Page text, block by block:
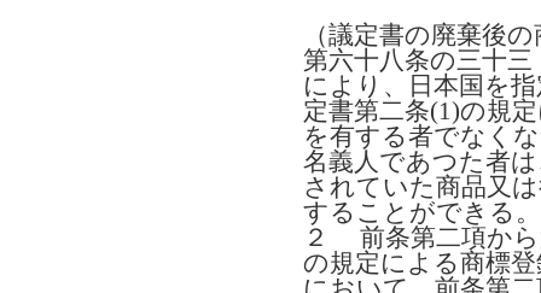
（議定書の廃棄後
第六十八条の三十
により、日本国を
定書第二条(1)の規
を有する者でなく
名義人であつた者
されていた商品又
することができる。
２ 前条第二項から
の規定による商標